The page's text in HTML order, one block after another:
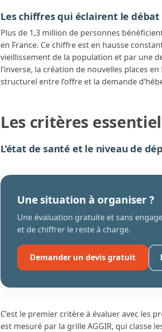
Les chiffres qui éclairent le débat
Plus de 1,3 million de personnes
en France. Ce chiffre est en hausse
vieillissement de la population et par une
l’inverse, la création de nouvelles places
structurel entre l’offre et la demande
Les critères
L’état de santé et le niveau de
Une situation à organiser ?
Une évaluation gratuite et sans
et de chiffrer le reste à charge.
Demander un devis gratuit
C’est le premier critère à évaluer avec les
est mesuré par la grille AGGIR, qui classe